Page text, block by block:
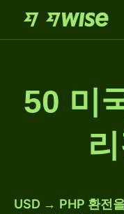
50 미
USD → PHP 환전